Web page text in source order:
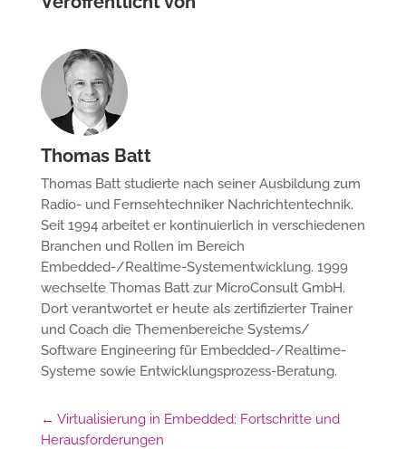
Thomas Batt
Thomas Batt studierte nach seiner Ausbildung zum
Radio- und Fernsehtechniker Nachrichtentechnik.
Seit 1994 arbeitet er kontinuierlich in verschiedenen
Branchen und Rollen im Bereich
Embedded-/Realtime-Systementwicklung. 1999
wechselte Thomas Batt zur MicroConsult GmbH.
Dort verantwortet er heute als zertifizierter Trainer
und Coach die Themenbereiche Systems/
Software Engineering für Embedded-/Realtime-
Systeme sowie Entwicklungsprozess-Beratung.
← Virtualisierung in Embedded: Fortschritte und
Herausforderungen